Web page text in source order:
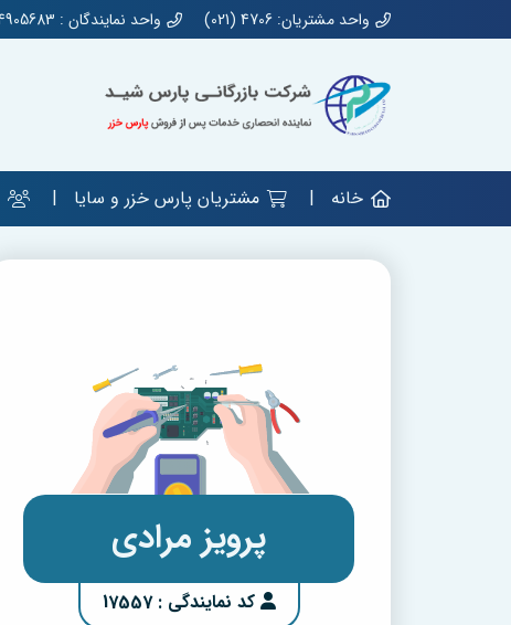
واحد مشتریان: 4706 (021) واحد نمایندگان : 44905683 (021)
خانه مشتریان پارس خزر و سایا
پرویز مرادی
کد نمایندگی : 17557